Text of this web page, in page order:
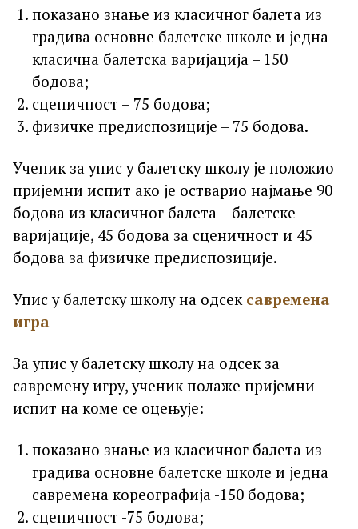
показано знање из класичног балета из
градива основне балетске школе и једна
класична балетска варијација – 150
бодова;
сценичност – 75 бодова;
физичке предиспозиције – 75 бодова.
Ученик за упис у балетску школу је положио
пријемни испит ако је остварио најмање 90
бодова из класичног балета – балетске
варијације, 45 бодова за сценичност и 45
бодова за физичке предиспозиције.
Упис у балетску школу на одсек савремена
игра
За упис у балетску школу на одсек за
савремену игру, ученик полаже пријемни
испит на коме се оцењује:
показано знање из класичног балета из
градива основне балетске школе и једна
савремена кореографија -150 бодова;
сценичност -75 бодова;